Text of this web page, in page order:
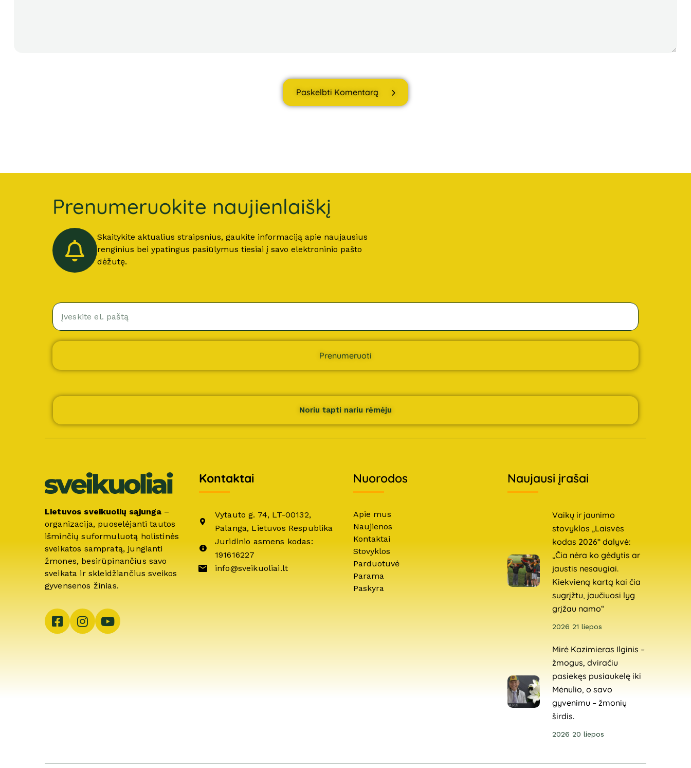
Paskelbti Komentarą
Prenumeruokite naujienlaiškį
Skaitykite aktualius straipsnius, gaukite informaciją apie naujausius
renginius bei ypatingus pasiūlymus tiesiai į savo elektroninio pašto
dėžutę.
Prenumeruoti
Noriu tapti nariu rėmėju
Lietuvos sveikuolių sąjunga –
organizacija, puoselėjanti tautos
išminčių suformuluotą holistinės
sveikatos sampratą, jungianti
žmones, besirūpinančius savo
sveikata ir skleidžiančius sveikos
gyvensenos žinias.
Kontaktai
Vytauto g. 74, LT-00132,
Palanga, Lietuvos Respublika
Juridinio asmens kodas:
191616227
info@sveikuoliai.lt
Nuorodos
Apie mus
Naujienos
Kontaktai
Stovyklos
Parduotuvė
Parama
Paskyra
Naujausi įrašai
Vaikų ir jaunimo
stovyklos „Laisvės
kodas 2026“ dalyvė:
„Čia nėra ko gėdytis ar
jaustis nesaugiai.
Kiekvieną kartą kai čia
sugrįžtu, jaučiuosi lyg
grįžau namo“
2026 21 liepos
Mirė Kazimieras Ilginis –
žmogus, dviračiu
pasiekęs pusiaukelę iki
Mėnulio, o savo
gyvenimu – žmonių
širdis.
2026 20 liepos